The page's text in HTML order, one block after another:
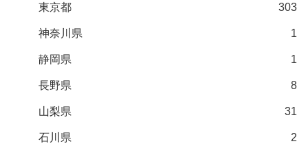
東京都 303
神奈川県 1
静岡県 1
長野県 8
山梨県 31
石川県 2